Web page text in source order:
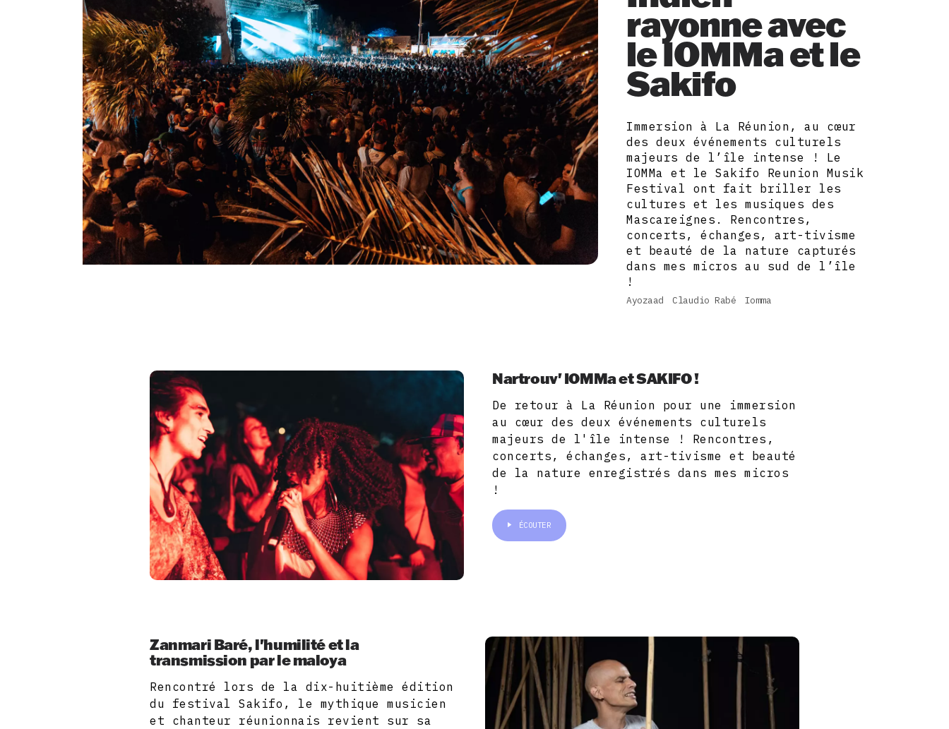
rayonne avec
le IOMMa et le
Sakifo
Immersion à La Réunion, au cœur
des deux événements culturels
majeurs de l’île intense ! Le
IOMMa et le Sakifo Reunion Musik
Festival ont fait briller les
cultures et les musiques des
Mascareignes. Rencontres,
concerts, échanges, art-tivisme
et beauté de la nature capturés
dans mes micros au sud de l’île
!
Ayozaad Claudio Rabé Iomma
Nartrouv' IOMMa et SAKIFO !
De retour à La Réunion pour une immersion
au cœur des deux événements culturels
majeurs de l'île intense ! Rencontres,
concerts, échanges, art-tivisme et beauté
de la nature enregistrés dans mes micros
!
ÉCOUTER
Zanmari Baré, l'humilité et la
transmission par le maloya
Rencontré lors de la dix-huitième édition
du festival Sakifo, le mythique musicien
et chanteur réunionnais revient sur sa